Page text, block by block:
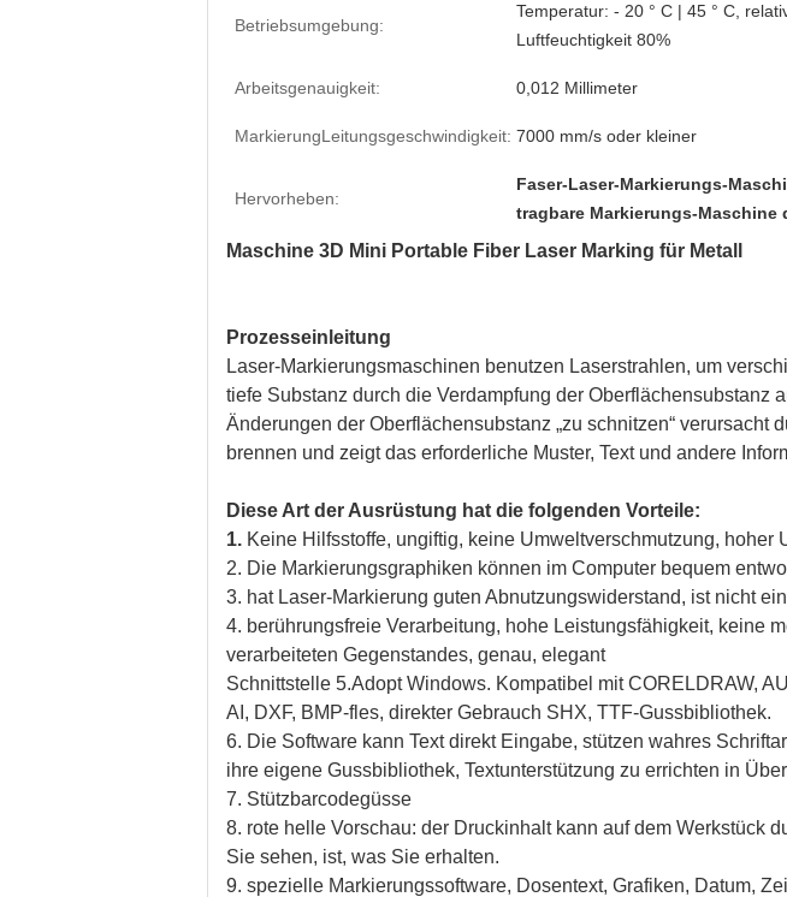
Betriebsumgebung:
Temperatur: - 20 ° C | 45 ° C,
Luftfeuchtigkeit 80%
Arbeitsgenauigkeit: 0,012 Millimeter
MarkierungLeitungsgeschwindigkeit: 7000 mm/s oder kleiner
Hervorheben:
Faser-Laser-Markierungs-
tragbare Markierungs-Maschine
Maschine 3D Mini Portable Fiber Laser Marking für Metall
Prozesseinleitung
Laser-Markierungsmaschinen benutzen Laserstrahlen, um
tiefe Substanz durch die Verdampfung der Oberflächensubstanz
Änderungen der Oberflächensubstanz „zu schnitzen“
brennen und zeigt das erforderliche Muster, Text und andere
Diese Art der Ausrüstung hat die folgenden Vorteile:
1. Keine Hilfsstoffe, ungiftig, keine Umweltverschmutzung, hoher
2. Die Markierungsgraphiken können im Computer bequem
3. hat Laser-Markierung guten Abnutzungswiderstand, ist nicht
4. berührungsfreie Verarbeitung, hohe Leistungsfähigkeit, keine
verarbeiteten Gegenstandes, genau, elegant
Schnittstelle 5.Adopt Windows. Kompatibel mit CORELDRAW,
AI, DXF, BMP-fles, direkter Gebrauch SHX, TTF-Gussbibliothek.
6. Die Software kann Text direkt Eingabe, stützen wahres
ihre eigene Gussbibliothek, Textunterstützung zu errichten in
7. Stützbarcodegüsse
8. rote helle Vorschau: der Druckinhalt kann auf dem Werkstück
Sie sehen, ist, was Sie erhalten.
9. spezielle Markierungssoftware, Dosentext, Grafiken, Datum,